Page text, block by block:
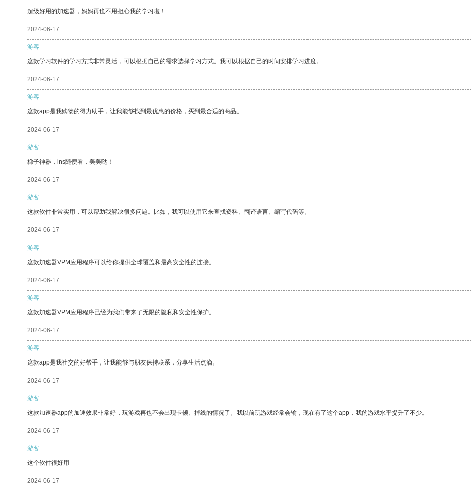
超级好用的加速器，妈妈再也不用担心我的学习啦！
2024-06-17
游客
这款学习软件的学习方式非常灵活，可以根据自己的需求选择学习方式。我可以根据自己的时间安排学习进度。
2024-06-17
游客
这款app是我购物的得力助手，让我能够找到最优惠的价格，买到最合适的商品。
2024-06-17
游客
梯子神器，ins随便看，美美哒！
2024-06-17
游客
这款软件非常实用，可以帮助我解决很多问题。比如，我可以使用它来查找资料、翻译语言、编写代码等。
2024-06-17
游客
这款加速器VPM应用程序可以给你提供全球覆盖和最高安全性的连接。
2024-06-17
游客
这款加速器VPM应用程序已经为我们带来了无限的隐私和安全性保护。
2024-06-17
游客
这款app是我社交的好帮手，让我能够与朋友保持联系，分享生活点滴。
2024-06-17
游客
这款加速器app的加速效果非常好，玩游戏再也不会出现卡顿、掉线的情况了。我以前玩游戏经常会输，现在有了这个app，我的游戏水平提升了不少。
2024-06-17
游客
这个软件很好用
2024-06-17